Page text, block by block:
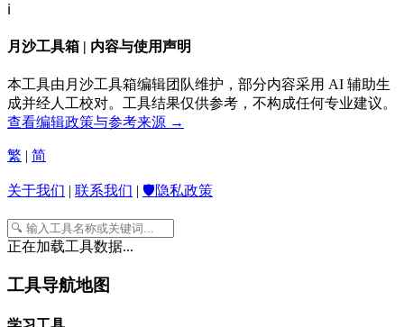
ℹ️
月沙工具箱 | 内容与使用声明
本工具由月沙工具箱编辑团队维护，部分内容采用 AI 辅助生
成并经人工校对。工具结果仅供参考，不构成任何专业建议。
查看编辑政策与参考来源 →
繁 | 简
关于我们 | 联系我们 | 🛡️隐私政策
正在加载工具数据...
工具导航地图